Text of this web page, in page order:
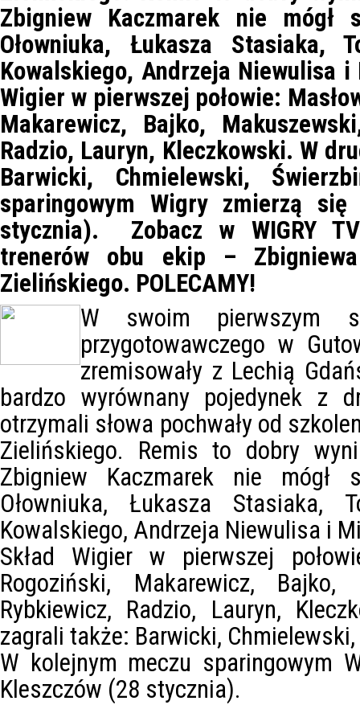
Zbigniew Kaczmarek nie mógł
Ołowniuka, Łukasza Stasiaka,
Kowalskiego, Andrzeja Niewulisa i
Wigier w pierwszej połowie:
Makarewicz, Bajko,
Radzio, Lauryn, Kleczkowski. W
Barwicki, Chmielewski,
sparingowym Wigry zmierzą
stycznia). Zobacz w WIGRY
trenerów obu ekip –
Zielińskiego. POLECAMY!
W swoim pierwszym
przygotowawczego w
zremisowały z Lechią
bardzo wyrównany pojedynek z
otrzymali słowa pochwały od
Zielińskiego. Remis to dobry
Zbigniew Kaczmarek nie mógł
Ołowniuka, Łukasza Stasiaka,
Kowalskiego, Andrzeja Niewulisa i
Skład Wigier w pierwszej
Rogoziński, Makarewicz, Bajko,
Rybkiewicz, Radzio, Lauryn,
zagrali także: Barwicki,
W kolejnym meczu sparingowym
Kleszczów (28 stycznia).